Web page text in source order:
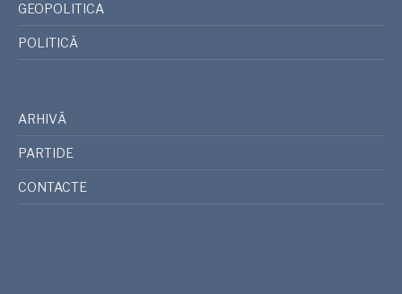
GEOPOLITICA
POLITICĂ
ARHIVĂ
PARTIDE
CONTACTE